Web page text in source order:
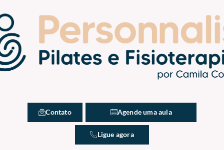
Contato Agende uma aula
Ligue agora